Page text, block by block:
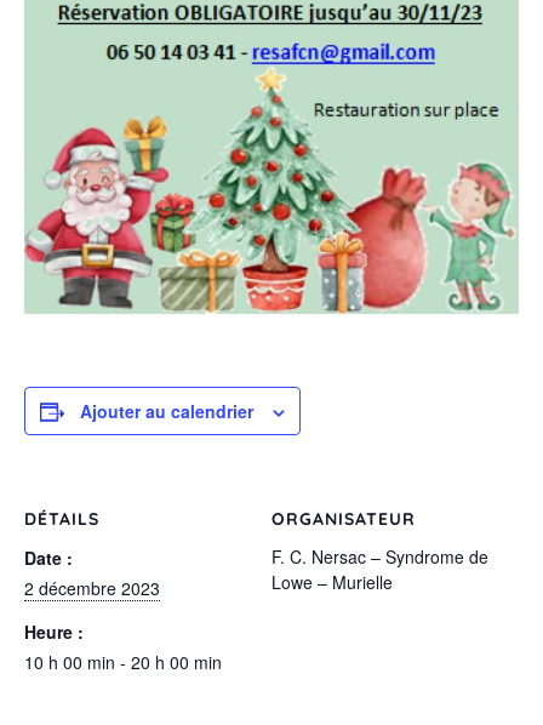
Ajouter au calendrier
DÉTAILS
Date :
2 décembre 2023
Heure :
10 h 00 min - 20 h 00 min
ORGANISATEUR
F. C. Nersac – Syndrome de
Lowe – Murielle